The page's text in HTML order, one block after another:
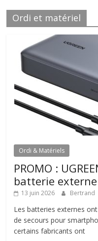
Ordi et matériel
Ordi & Matériels
PROMO :
batterie
13 juin 2026 Bertrand
Les batteries externes
de secours pour
certains fabricants ont